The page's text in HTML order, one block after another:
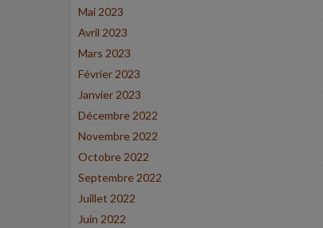
Mai 2023
Avril 2023
Mars 2023
Février 2023
Janvier 2023
Décembre 2022
Novembre 2022
Octobre 2022
Septembre 2022
Juillet 2022
Juin 2022